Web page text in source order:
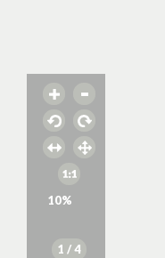
10%
1 / 4